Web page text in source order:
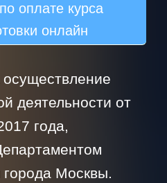
оплате курса
онлайн
деятельности от
года,
города Москвы.